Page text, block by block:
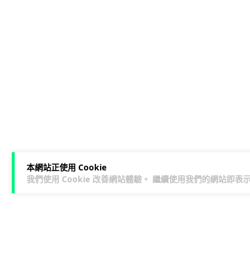
本網站正使用 Cookie
我們使用 Cookie 改善網站體驗。 繼續使用我們的網站即表